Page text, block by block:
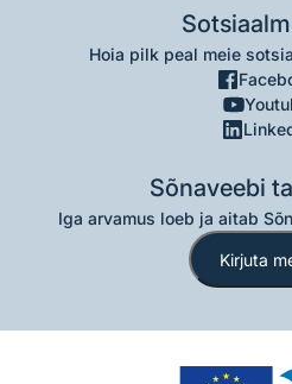
Hoia pilk peal meie
Sõnaveebi
Iga arvamus loeb ja aitab
Kirjuta